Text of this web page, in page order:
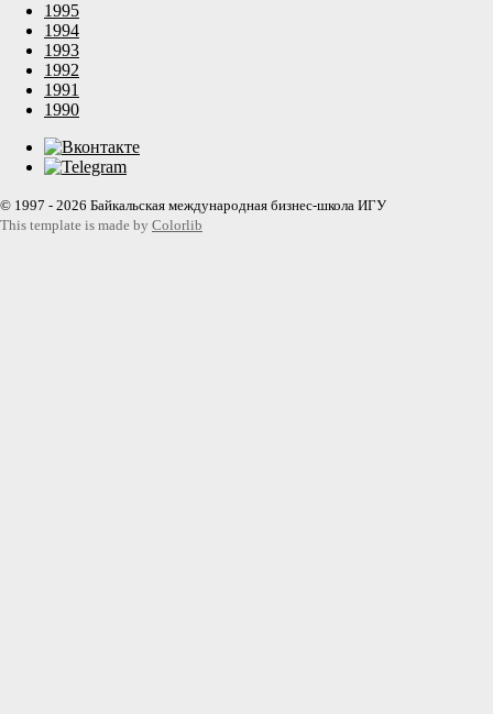
1995
1994
1993
1992
1991
1990
© 1997 - 2026 Байкальская международная бизнес-школа ИГУ
This template is made by Colorlib